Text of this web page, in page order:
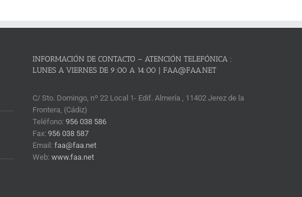
INFORMACIÓN DE CONTACTO – ATENCIÓN TELEFÓNICA :
LUNES A VIERNES DE 9:00 A 14:00 | FAA@FAA.NET
C/ Sto. Domingo, nº 22 Local 1- Edif. Almería , 11402 Jerez de la
Frontera, (Cádiz)
Teléfono:956 038 586
Fax:956 038 587
Email:faa@faa.net
Web:www.faa.net